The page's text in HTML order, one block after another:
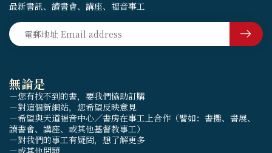
無論是
－您有找不到的書，要我們協助訂購
－對這個新網站，您希望反映意見
－希望與天道福音中心／書房在事工上合作（譬如：書攤、書展、
讀書會、講座、或其他基督教事工）
－對我們的事工有疑問，想了解更多
最新書訊、讀書會、講座、福音事工